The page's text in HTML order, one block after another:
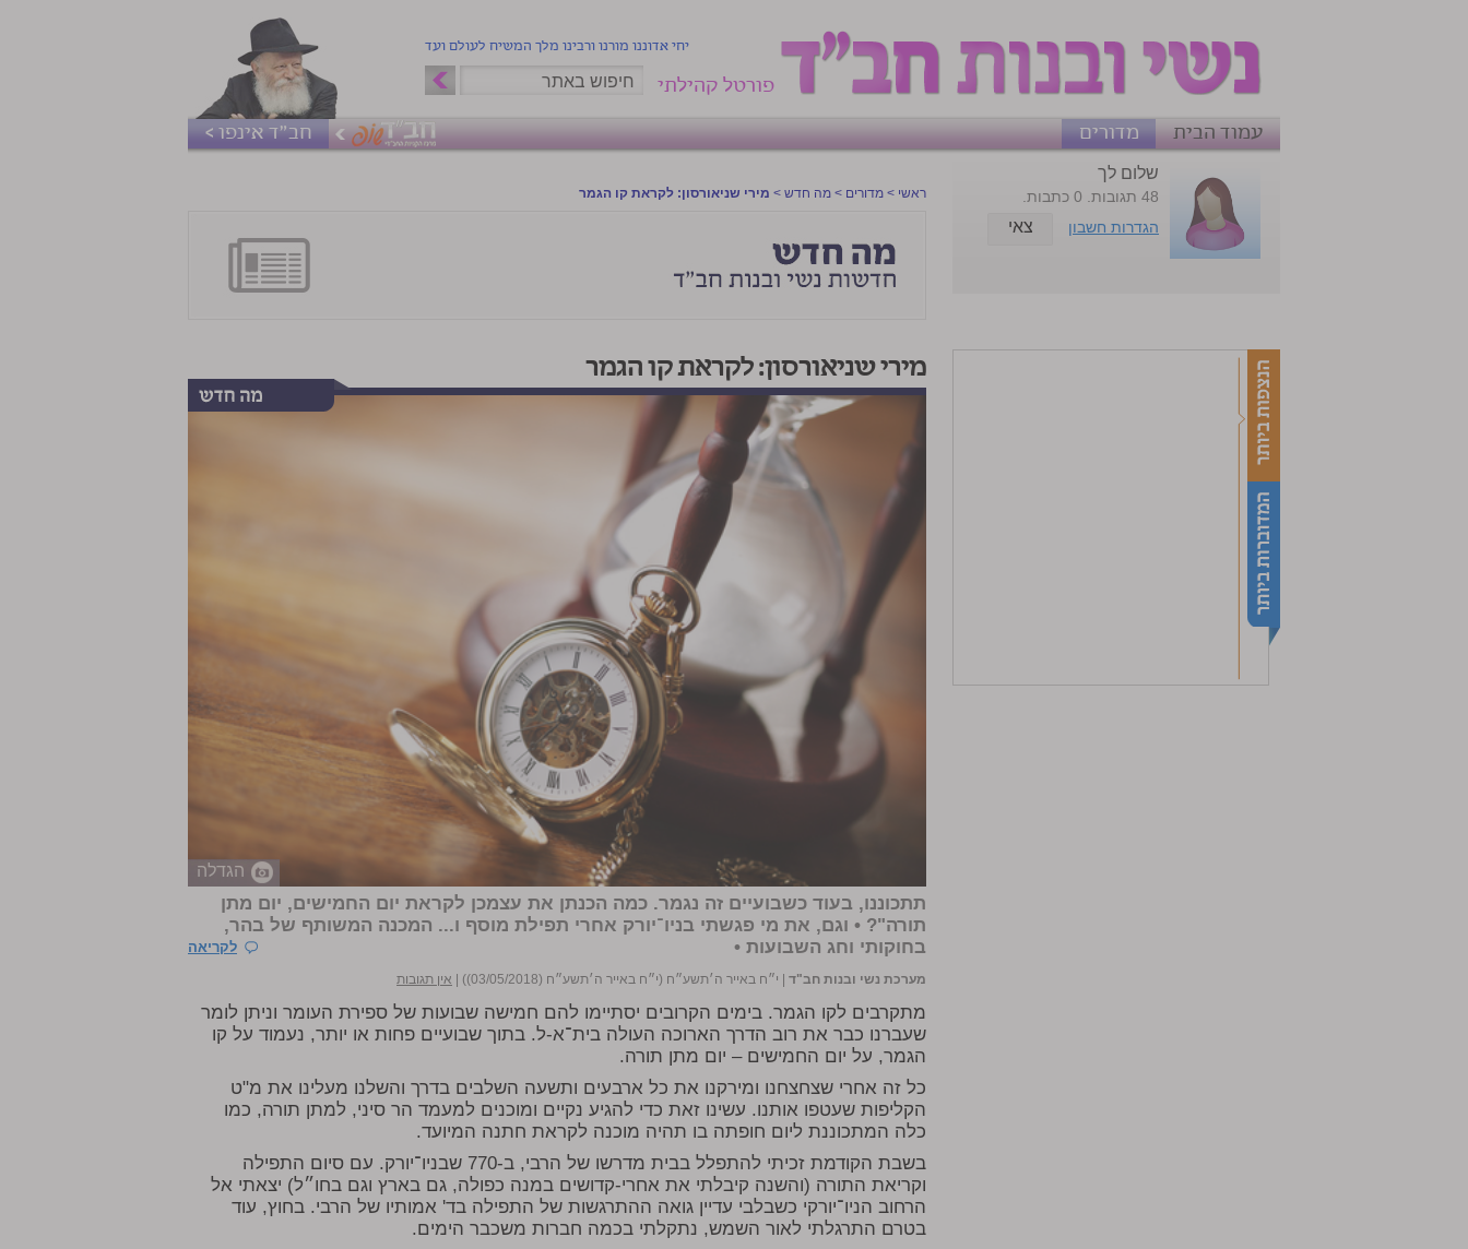
יחי אדוננו מורנו ורבינו מלך המשיח לעולם ועד
פורטל קהילתי
עמוד הבית
מדורים חב"ד אינפו >
ראשי > מדורים > מה חדש > מירי שניאורסון: לקראת קו הגמר
מירי שניאורסון: לקראת קו הגמר
הגדלה
תתכוננו, בעוד כשבועיים זה נגמר. כמה הכנתן את עצמכן לקראת יום החמישים, יום מתן
תורה"? • וגם, את מי פגשתי בניו־יורק אחרי תפילת מוסף ו... המכנה המשותף של בהר,
בחוקותי וחג השבועות •
לקריאה
מערכת נשי ובנות חב"ד י״ח באייר ה׳תשע״ח (י״ח באייר ה׳תשע״ח (03/05/2018)) אין תגובות
מתקרבים לקו הגמר. בימים הקרובים יסתיימו להם חמישה שבועות של ספירת העומר וניתן לומר
שעברנו כבר את רוב הדרך הארוכה העולה בית־א-ל. בתוך שבועיים פחות או יותר, נעמוד על קו
הגמר, על יום החמישים – יום מתן תורה.
כל זה אחרי שצחצחנו ומירקנו את כל ארבעים ותשעה השלבים בדרך והשלנו מעלינו את מ"ט
הקליפות שעטפו אותנו. עשינו זאת כדי להגיע נקיים ומוכנים למעמד הר סיני, למתן תורה, כמו
כלה המתכוננת ליום חופתה בו תהיה מוכנה לקראת חתנה המיועד.
בשבת הקודמת זכיתי להתפלל בבית מדרשו של הרבי, ב-770 שבניו־יורק. עם סיום התפילה
וקריאת התורה (והשנה קיבלתי את אחרי-קדושים במנה כפולה, גם בארץ וגם בחו״ל) יצאתי אל
הרחוב הניו־יורקי כשבלבי עדיין גואה ההתרגשות של התפילה בד' אמותיו של הרבי. בחוץ, עוד
בטרם התרגלתי לאור השמש, נתקלתי בכמה חברות משכבר הימים.
שלום לך
48 תגובות. 0 כתבות.
הגדרות חשבון
צאי